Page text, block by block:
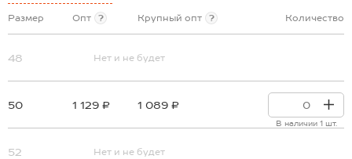
Размер Опт ? Крупный опт ? Количество
48 Нет и не будет
50 1 129 ₽ 1 089 ₽
В наличии 1 шт.
52 Нет и не будет